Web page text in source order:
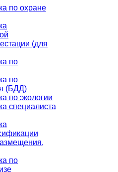
по охране
(для
по
по
(БДД)
по экологии
специалиста
по